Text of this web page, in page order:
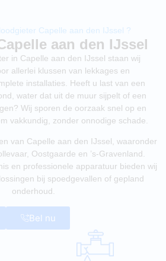
Capelle aan den IJssel ?
aan den IJssel
in Capelle aan den IJssel staan wij
allerlei klussen van lekkages en
installaties. Heeft u last van een
water dat uit de muur sijpelt of een
Wij sporen de oorzaak snel op en
vakkundig, zonder onnodige schade.
van Capelle aan den IJssel, waaronder
Oostgaarde en ’s-Gravenland.
en professionele apparatuur bieden wij
bij spoedgevallen of gepland
onderhoud.
Bel nu